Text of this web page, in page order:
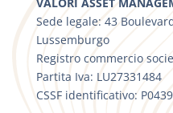
Sede legale: 43
Lussemburgo
Registro commercio
Partita Iva: LU27331484
CSSF identificativo: P0439